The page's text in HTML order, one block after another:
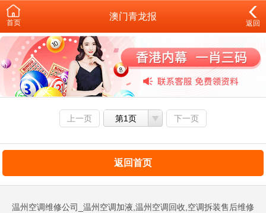
首页
澳门青龙报
返回
上一页 第1页 下一页
返回首页
温州空调维修公司_温州空调加液,温州空调回收,空调拆装售后维修